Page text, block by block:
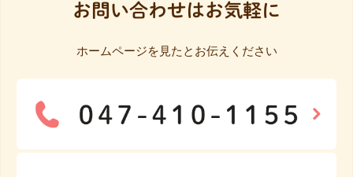
お問い合わせはお気軽に
ホームページを見たとお伝えください